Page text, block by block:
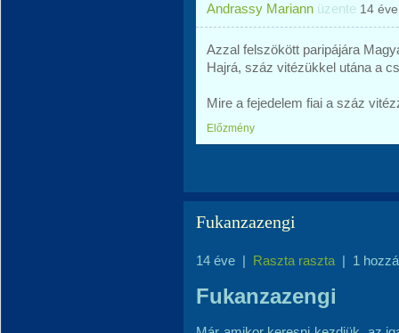
Andrassy Mariann üzente 14 éve
Azzal felszökött paripájára
Hajrá, száz vitézükkel utána a
Mire a fejedelem fiai a száz
Előzmény
Fukanzazengi
14 éve | Raszta raszta | 1
Fukanzazengi